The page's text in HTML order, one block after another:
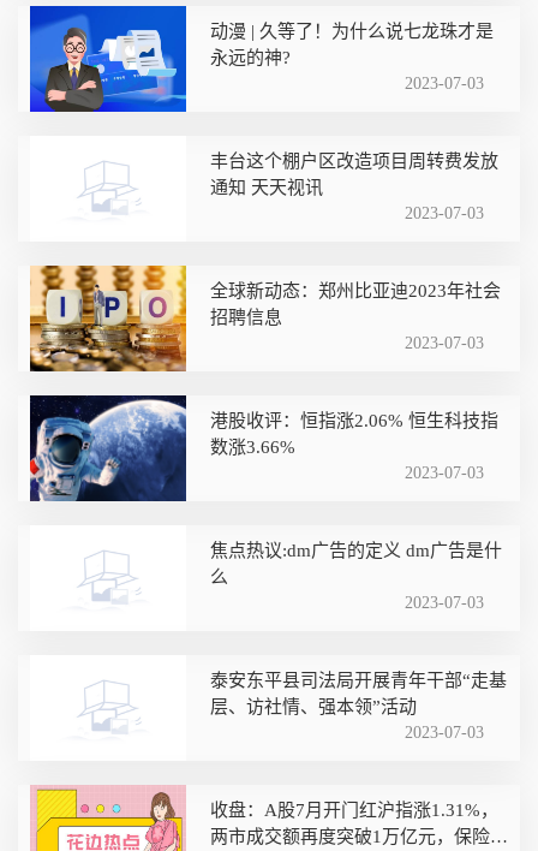
动漫 | 久等了！为什么说七龙珠才是
永远的神?
2023-07-03
丰台这个棚户区改造项目周转费发放
通知 天天视讯
2023-07-03
全球新动态：郑州比亚迪2023年社会
招聘信息
2023-07-03
港股收评：恒指涨2.06% 恒生科技指
数涨3.66%
2023-07-03
焦点热议:dm广告的定义 dm广告是什
么
2023-07-03
泰安东平县司法局开展青年干部“走基
层、访社情、强本领”活动
2023-07-03
收盘：A股7月开门红沪指涨1.31%，
两市成交额再度突破1万亿元，保险、